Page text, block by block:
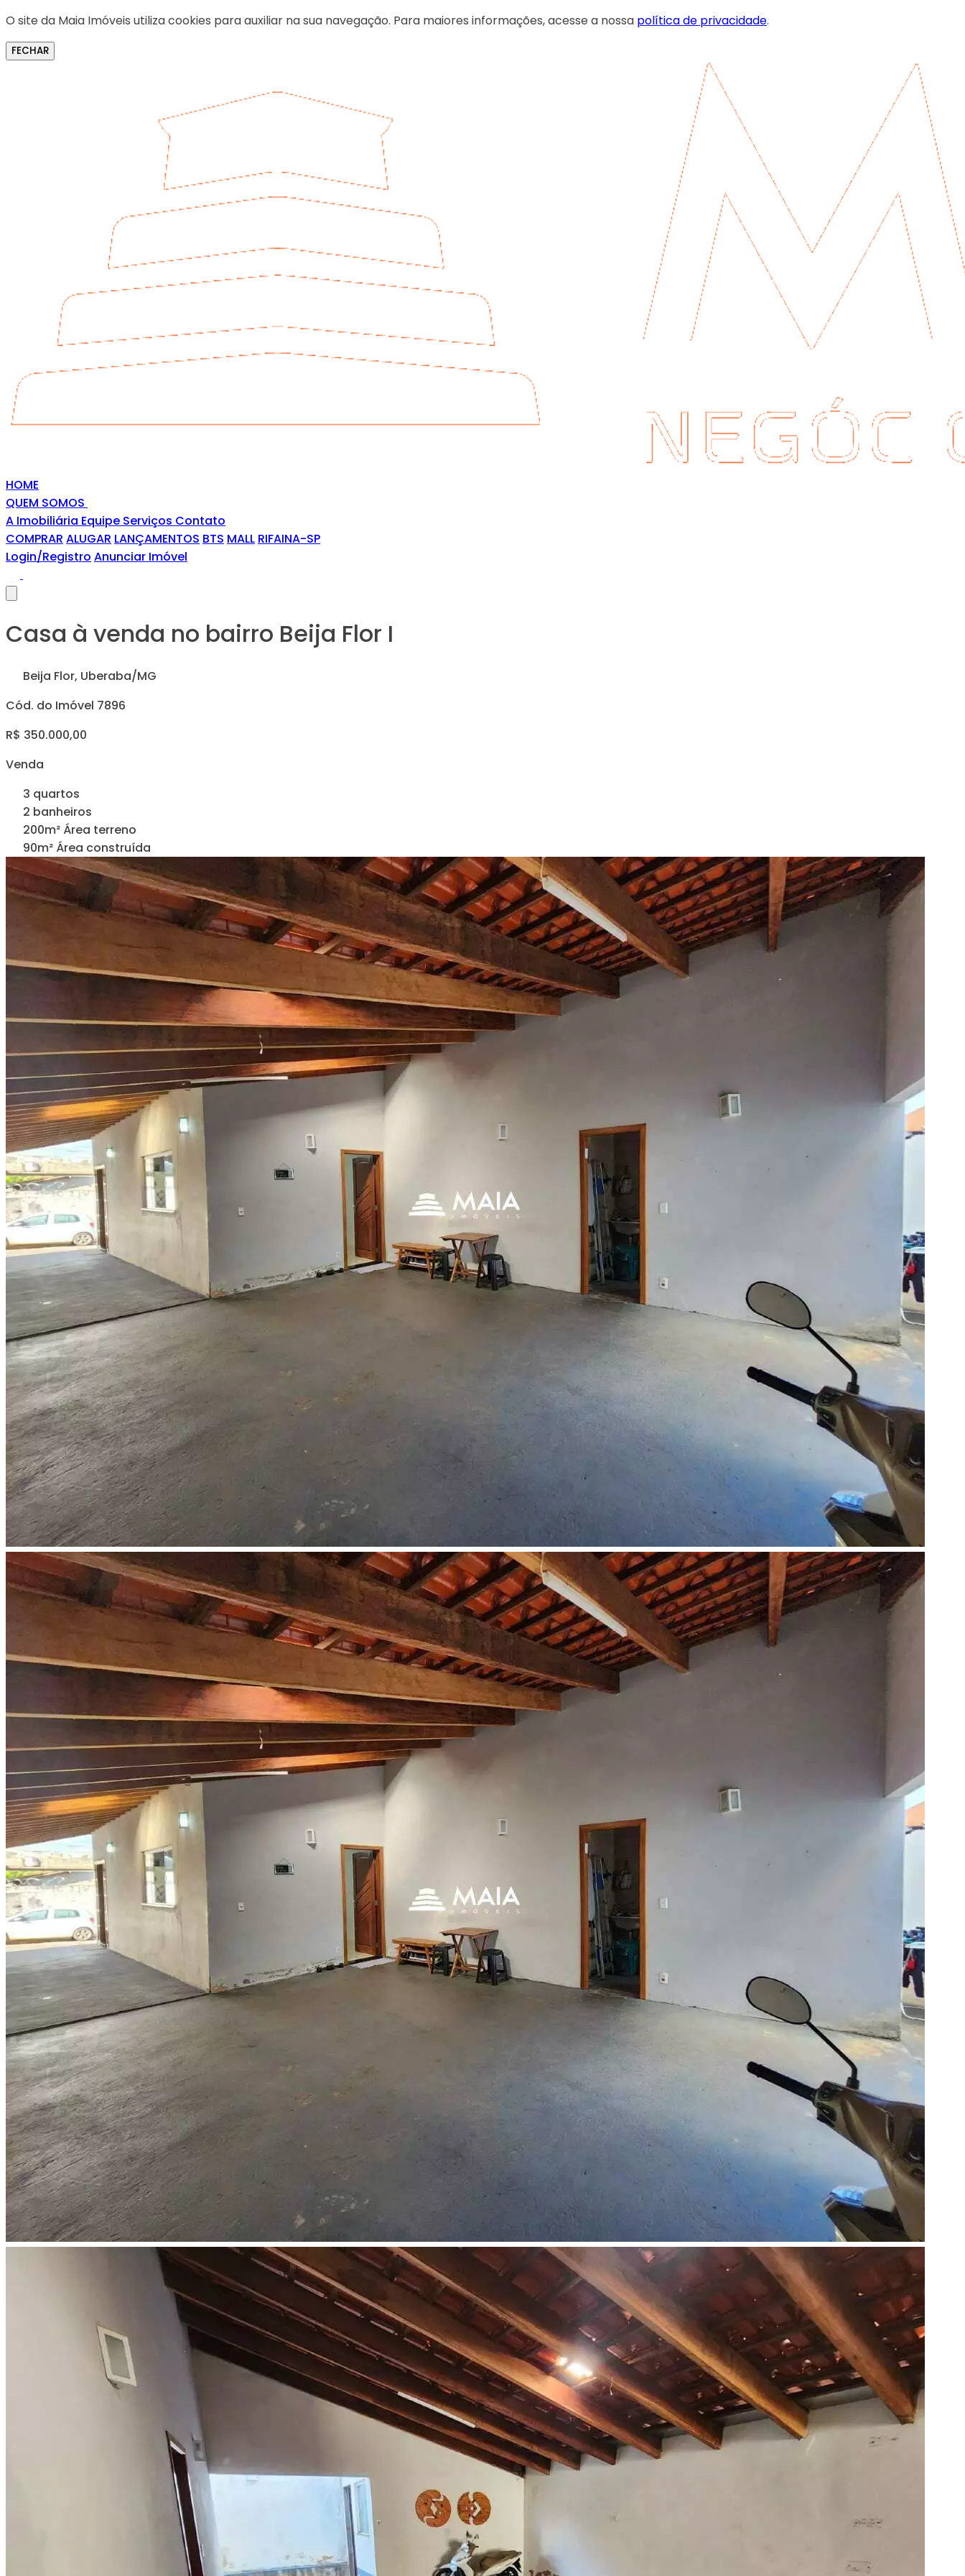
O site da Maia Imóveis utiliza cookies para auxiliar na sua navegação. Para maiores informações, acesse a nossa política de privacidade.
FECHAR
HOME
QUEM SOMOS
A Imobiliária Equipe Serviços Contato
COMPRAR ALUGAR LANÇAMENTOS BTS MALL RIFAINA-SP
Login/Registro Anunciar Imóvel
Casa à venda no bairro Beija Flor I
Beija Flor, Uberaba/MG
Cód. do Imóvel 7896
R$ 350.000,00
Venda
3 quartos
2 banheiros
200m² Área terreno
90m² Área construída